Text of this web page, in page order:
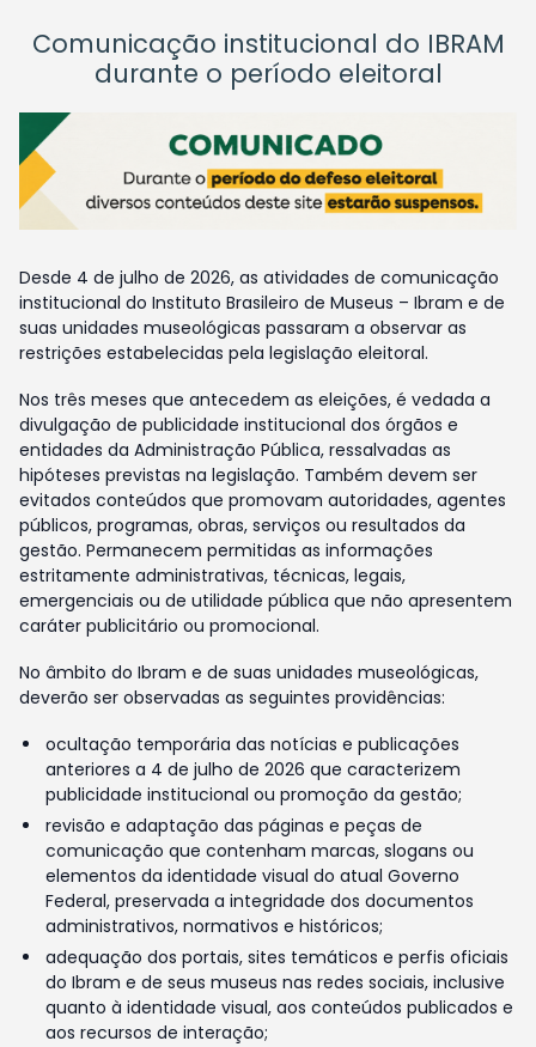
Comunicação institucional do IBRAM
durante o período eleitoral
Desde 4 de julho de 2026, as atividades de comunicação
institucional do Instituto Brasileiro de Museus – Ibram e de
suas unidades museológicas passaram a observar as
restrições estabelecidas pela legislação eleitoral.
Nos três meses que antecedem as eleições, é vedada a
divulgação de publicidade institucional dos órgãos e
entidades da Administração Pública, ressalvadas as
hipóteses previstas na legislação. Também devem ser
evitados conteúdos que promovam autoridades, agentes
públicos, programas, obras, serviços ou resultados da
gestão. Permanecem permitidas as informações
estritamente administrativas, técnicas, legais,
emergenciais ou de utilidade pública que não apresentem
caráter publicitário ou promocional.
No âmbito do Ibram e de suas unidades museológicas,
deverão ser observadas as seguintes providências:
ocultação temporária das notícias e publicações
anteriores a 4 de julho de 2026 que caracterizem
publicidade institucional ou promoção da gestão;
revisão e adaptação das páginas e peças de
comunicação que contenham marcas, slogans ou
elementos da identidade visual do atual Governo
Federal, preservada a integridade dos documentos
administrativos, normativos e históricos;
adequação dos portais, sites temáticos e perfis oficiais
do Ibram e de seus museus nas redes sociais, inclusive
quanto à identidade visual, aos conteúdos publicados e
aos recursos de interação;